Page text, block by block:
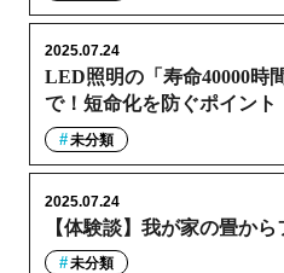
LED照明の「寿命40000時
で！短命化を防ぐポイント
2025.07.24
未分類
【体験談】我が家の畳か
2025.07.24
未分類